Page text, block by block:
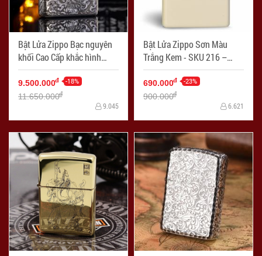
Bật Lửa Zippo Bạc nguyên
khối Cao Cấp khắc hình
rồng châu Á Dũng Mãnh -
Mã SP: ZPC2129
9.500.000đ -18%
11.650.000đ
9.045
Bật Lửa Zippo Sơn Màu
Trắng Kem - SKU 216 –
Zippo Cream Matte - Mã SP:
ZPC2096
690.000đ -23%
900.000đ
6.621